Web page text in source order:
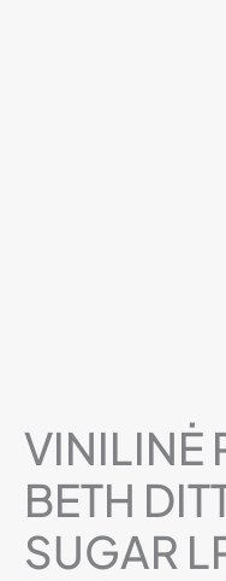
VINILINĖ
BETH
SUGAR